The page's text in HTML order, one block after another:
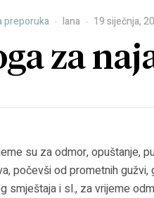
preporuka lana 19 siječnja,
za
su za odmor, opuštanje,
počevši od prometnih
smještaja i sl., za vrijeme